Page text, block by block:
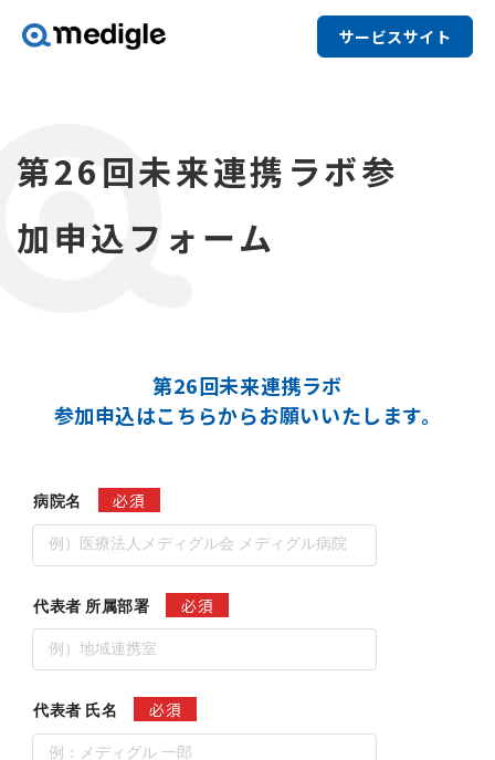
サービスサイト
第26回未来連携ラボ参
加申込フォーム
第26回未来連携ラボ
参加申込はこちらからお願いいたします。
病院名 必須
代表者 所属部署 必須
代表者 氏名 必須